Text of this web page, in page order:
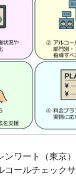
ワート（東京
ールチェック